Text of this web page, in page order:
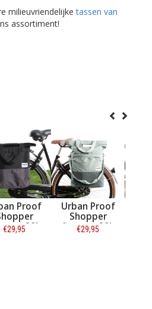
milieuvriendelijketassen van
assortiment!
Urban Proof
Shopper
fietstas 20L
Urban Proof
Shopper
fietstas 20L